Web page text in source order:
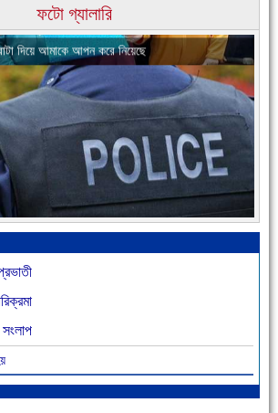
ফটো গ্যালারি
দিয়ে আমাকে আপন করে নিয়েছে
জনবলে প্রশংসনীয় কাজ করছে
আহমেদ হোসাইন রুশদীর ৪৬তম মৃত্যুবার্ষিকী
সংলাপ